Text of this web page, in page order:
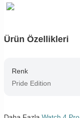
Ürün Özellikleri
Renk
Pride Edition